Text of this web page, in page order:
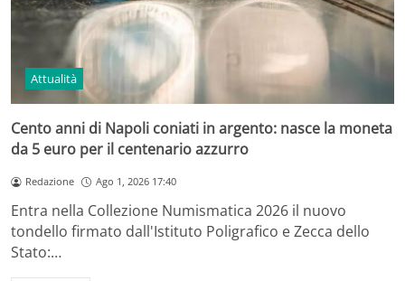
Attualità
Cento anni di Napoli coniati in argento: nasce la moneta
da 5 euro per il centenario azzurro
Redazione Ago 1, 2026 17:40
Entra nella Collezione Numismatica 2026 il nuovo
tondello firmato dall'Istituto Poligrafico e Zecca dello
Stato:…